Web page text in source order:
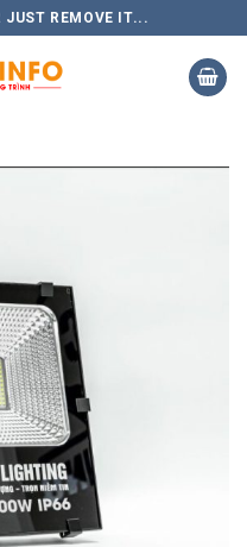
JUST REMOVE IT...